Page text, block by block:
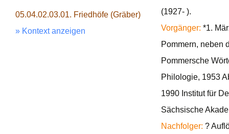
05.04.02.03.01. Friedhöfe (Gräber)
» Kontext anzeigen
(1927- ).
Vorgänger: *1.
Pommern, neben
Pommersche
Philologie, 1953
1990 Institut für
Sächsische
Nachfolger: ?